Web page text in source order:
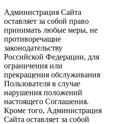
Администрация Сайта
оставляет за собой право
принимать любые меры, не
противоречащие
законодательству
Российской Федерации, для
ограничения или
прекращения обслуживания
Пользователя в случае
нарушения положений
настоящего Соглашения.
Кроме того, Администрация
Сайта оставляет за собой